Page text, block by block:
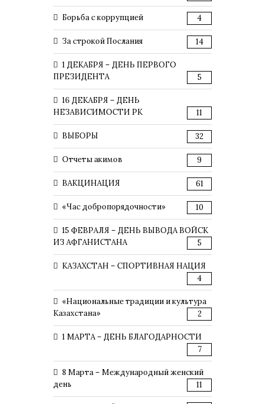
Борьба с коррупцией 4
За строкой Послания 14
1 ДЕКАБРЯ – ДЕНЬ ПЕРВОГО
ПРЕЗИДЕНТА
5
16 ДЕКАБРЯ – ДЕНЬ
НЕЗАВИСИМОСТИ РК
11
ВЫБОРЫ 32
Отчеты акимов 9
ВАКЦИНАЦИЯ 61
«Час добропорядочности» 10
15 ФЕВРАЛЯ – ДЕНЬ ВЫВОДА ВОЙСК
ИЗ АФГАНИСТАНА
5
КАЗАХСТАН – СПОРТИВНАЯ НАЦИЯ
4
«Национальные традиции и культура
Казахстана»
2
1 МАРТА – ДЕНЬ БЛАГОДАРНОСТИ
7
8 Марта – Международный женский
день
11